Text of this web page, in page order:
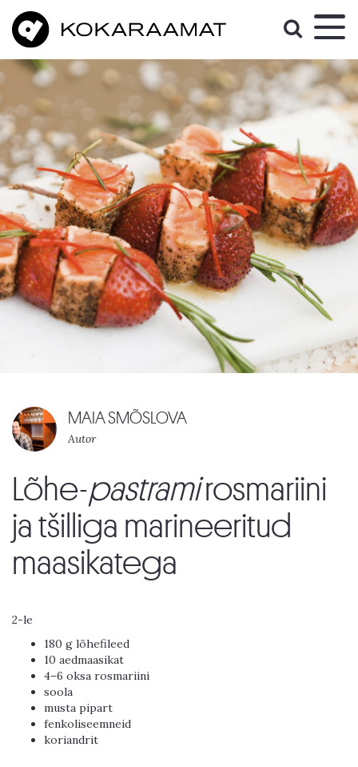
MAIA SMÕSLOVA
Autor
Lõhe-pastramirosmariini
ja tšilliga marineeritud
maasikatega
2-le
180 g lõhefileed
10 aedmaasikat
4–6 oksa rosmariini
soola
musta pipart
fenkoliseemneid
koriandrit